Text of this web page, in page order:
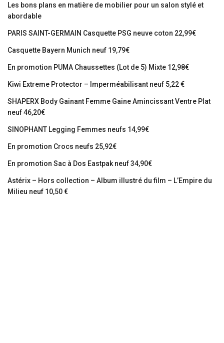
Les bons plans en matière de mobilier pour un salon stylé et
abordable
PARIS SAINT-GERMAIN Casquette PSG neuve coton 22,99€
Casquette Bayern Munich neuf 19,79€
En promotion PUMA Chaussettes (Lot de 5) Mixte 12,98€
Kiwi Extreme Protector – Imperméabilisant neuf 5,22 €
SHAPERX Body Gainant Femme Gaine Amincissant Ventre Plat
neuf 46,20€
SINOPHANT Legging Femmes neufs 14,99€
En promotion Crocs neufs 25,92€
En promotion Sac à Dos Eastpak neuf 34,90€
Astérix – Hors collection – Album illustré du film – L’Empire du
Milieu neuf 10,50 €